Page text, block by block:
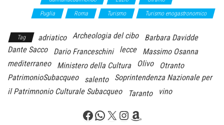
Puglia Roma Turismo Turismo enogastronomico
Tag adriatico Archeologia del cibo
Barbara Davidde
Dante Sacco
Dario Franceschini lecce
Massimo Osanna
mediterraneo
Ministero della Cultura Olivo
Otranto
PatrimonioSubacqueo
salento
Soprintendenza Nazionale per
il Patrimnonio Culturale Subacqueo
Taranto vino
Facebook
WhatsApp
X Instagram
Amazon